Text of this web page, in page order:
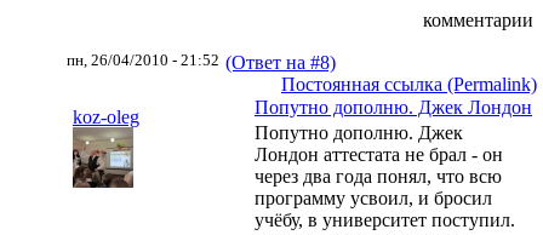
комментарии
пн, 26/04/2010 - 21:52 (Ответ на #8)
Постоянная ссылка (Permalink)
koz-oleg
Попутно дополню. Джек Лондон
Попутно дополню. Джек
Лондон аттестата не брал - он
через два года понял, что всю
программу усвоил, и бросил
учёбу, в университет поступил.